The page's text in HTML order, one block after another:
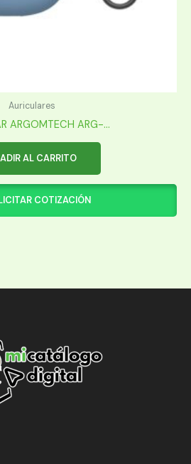
Auriculares
ARGOMTECH ARG-...
AL CARRITO
COTIZACIÓN